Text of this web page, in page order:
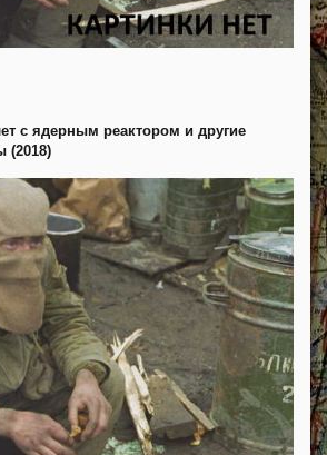
с ядерным реактором и другие
(2018)